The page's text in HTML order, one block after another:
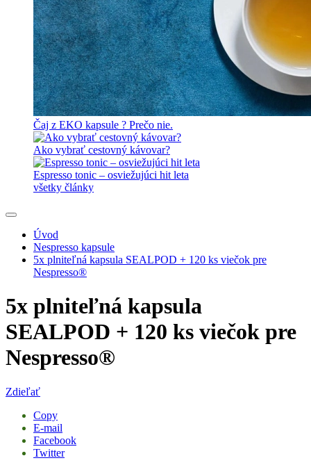
Čaj z EKO kapsule ? Prečo nie.
Ako vybrať cestovný kávovar?
Espresso tonic – osviežujúci hit leta
všetky články
Úvod
Nespresso kapsule
5x plniteľná kapsula SEALPOD + 120 ks viečok pre
Nespresso®
5x plniteľná kapsula
SEALPOD + 120 ks viečok pre
Nespresso®
Zdieľať
Copy
E-mail
Facebook
Twitter